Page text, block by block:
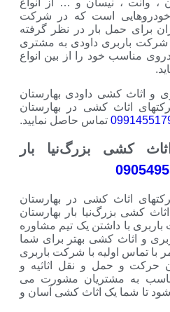
است که در شرکت
بار در نظر گرفته
داودی به مشتری
را از بین انواع
داودی بهارستان
در بهارستان
حاصل نمایید.
بار
در بهارستان
بار بهارستان
یک تیم مشاوره
بهتر برای شما
با شرکت باربری
و نقل اثاثیه و
مشورت می
اثاث کشی آسان و